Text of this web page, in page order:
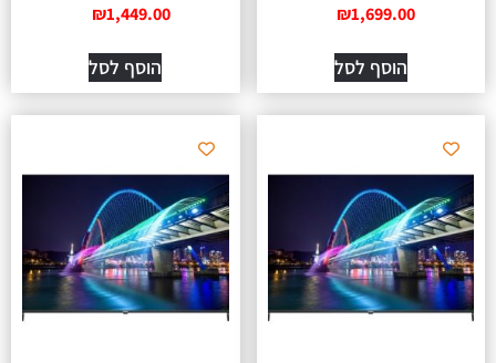
₪1,699.00
הוסף לסל
₪1,449.00
הוסף לסל